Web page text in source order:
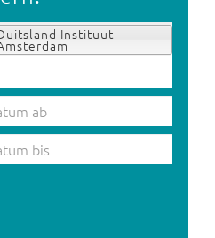
Instituut
Tag: